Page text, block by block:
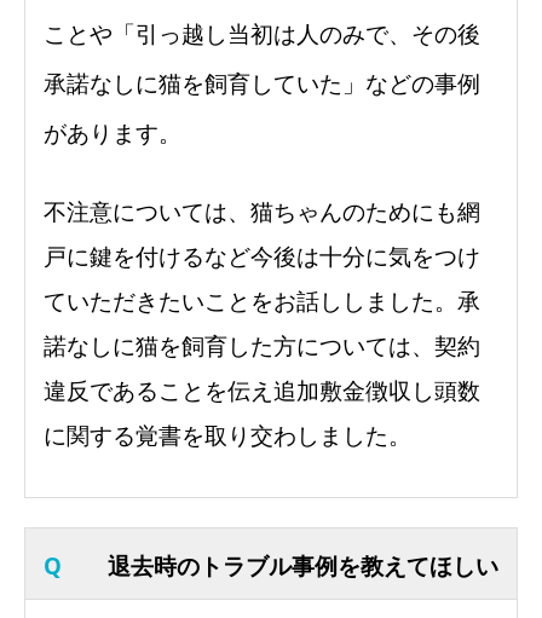
ことや「引っ越し当初は人のみで、その後
承諾なしに猫を飼育していた」などの事例
があり ます。
不注意については、猫ちゃんのためにも網
戸に鍵を付けるなど今後は十分に気をつけ
ていただきたいことをお話ししました。承
諾なしに猫を飼育した方については、契約
違反であることを伝え追加敷金徴収し頭数
に関する覚書を取り交わしました。
Q 退去時のトラブル事例を教えてほしい